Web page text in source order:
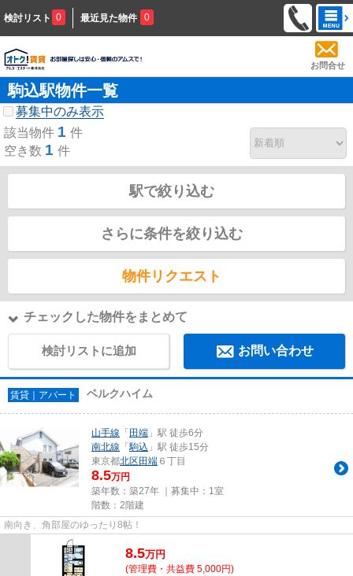
検討リスト 0 最近見た物件 0
お問合せ
駒込駅物件一覧
募集中のみ表示
該当物件 1 件
空き数 1 件
駅で絞り込む
さらに条件を絞り込む
物件リクエスト
チェックした物件をまとめて
検討リストに追加 お問い合わせ
賃貸｜アパート ベルクハイム
山手線 「 田端 」駅 徒歩6分
南北線 「駒込 」駅 徒歩15分
東京都北区 田端 ６丁目
8.5万円
築年数：築27年 ｜募集中： 1室
階数：2階建
南向き、角部屋のゆったり8帖！
8.5万円
(管理費・共益費 5,000円)